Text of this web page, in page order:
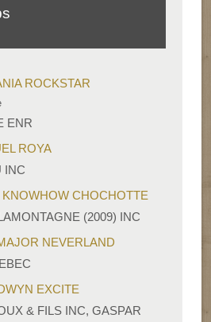
ROCKSTAR
ENR
ROYA
INC
CHOCHOTTE
(2009) INC
NEVERLAND
EXCITE
& FILS INC, GASPAR